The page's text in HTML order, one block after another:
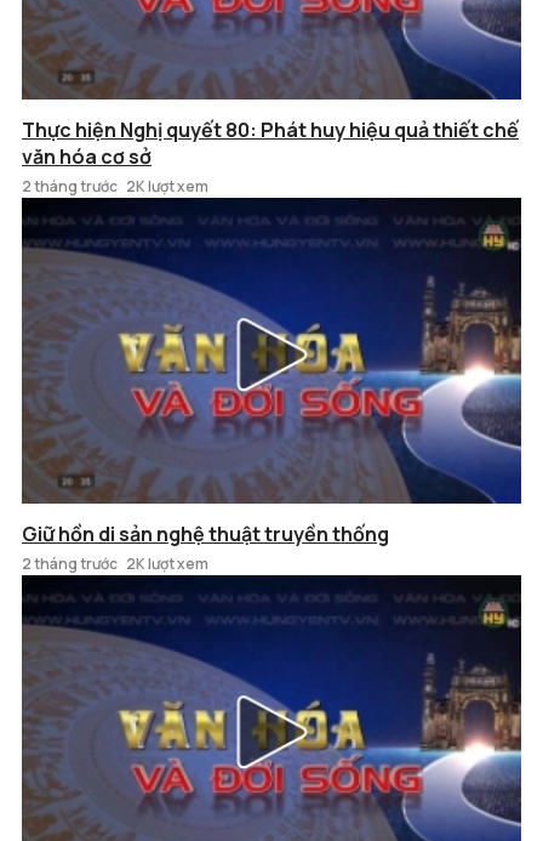
Thực hiện Nghị quyết 80: Phát huy hiệu quả thiết chế
văn hóa cơ sở
2 tháng trước 2K lượt xem
Giữ hồn di sản nghệ thuật truyền thống
2 tháng trước 2K lượt xem